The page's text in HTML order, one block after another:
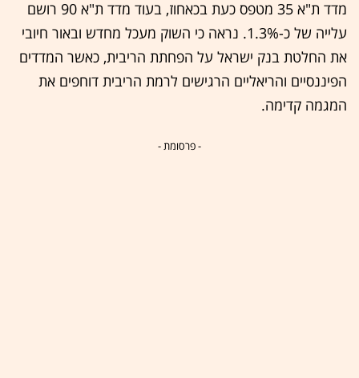
מדד ת"א 35 מטפס כעת בכאחוז, בעוד מדד ת"א 90 רושם
עלייה של כ-1.3%. נראה כי השוק מעכל מחדש ובאור חיובי
את החלטת בנק ישראל על הפחתת הריבית, כאשר המדדים
הפיננסיים והריאליים הרגישים לרמת הריבית דוחפים את
המגמה קדימה.
- פרסומת -